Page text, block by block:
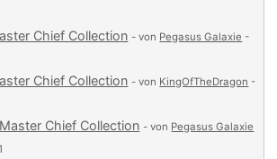
Chief Collection - von Pegasus Galaxie -
Chief Collection - von KingOfTheDragon -
Chief Collection - von Pegasus Galaxie